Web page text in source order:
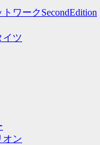
ワークSecondEdition
イツ
オン